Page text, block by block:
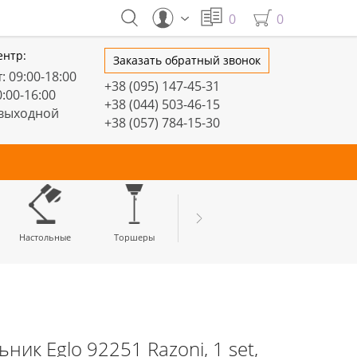
0 0
Заказать обратный звонок
+38 (095) 147-45-31
+38 (044) 503-46-15
+38 (057) 784-15-30
09:00-18:00
16:00
Настольные Торшеры
Eglo 92251 Razoni, 1 set,